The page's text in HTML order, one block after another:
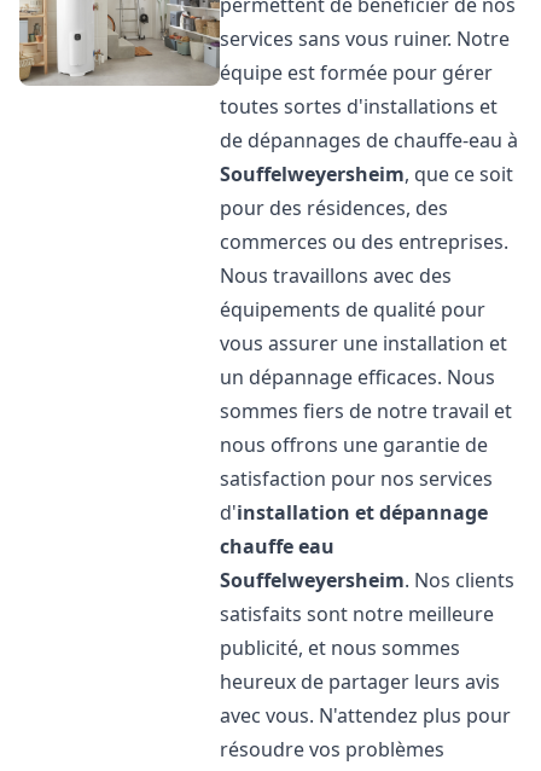
services sans vous ruiner. Notre
équipe est formée pour gérer
toutes sortes d'installations et
de dépannages de chauffe-eau à
Souffelweyersheim, que ce soit
pour des résidences, des
commerces ou des entreprises.
Nous travaillons avec des
équipements de qualité pour
vous assurer une installation et
un dépannage efficaces. Nous
sommes fiers de notre travail et
nous offrons une garantie de
satisfaction pour nos services
d'installation et dépannage
chauffe eau
Souffelweyersheim. Nos clients
satisfaits sont notre meilleure
publicité, et nous sommes
heureux de partager leurs avis
avec vous. N'attendez plus pour
résoudre vos problèmes